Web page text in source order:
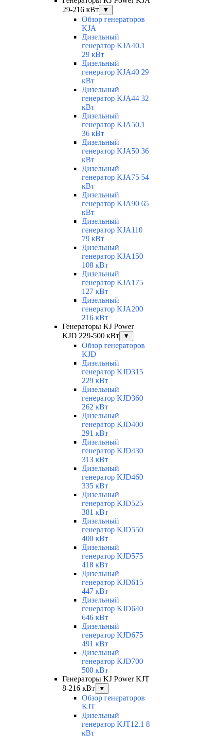
29-216 кВт
▼
Обзор генераторов
KJA
Дизельный
генератор KJA40.1
29 кВт
Дизельный
генератор KJA40 29
кВт
Дизельный
генератор KJA44 32
кВт
Дизельный
генератор KJA50.1
36 кВт
Дизельный
генератор KJA50 36
кВт
Дизельный
генератор KJA75 54
кВт
Дизельный
генератор KJA90 65
кВт
Дизельный
генератор KJA110
79 кВт
Дизельный
генератор KJA150
108 кВт
Дизельный
генератор KJA175
127 кВт
Дизельный
генератор KJA200
216 кВт
Генераторы KJ Power
KJD 229-500 кВт
▼
Обзор генераторов
KJD
Дизельный
генератор KJD315
229 кВт
Дизельный
генератор KJD360
262 кВт
Дизельный
генератор KJD400
291 кВт
Дизельный
генератор KJD430
313 кВт
Дизельный
генератор KJD460
335 кВт
Дизельный
генератор KJD525
381 кВт
Дизельный
генератор KJD550
400 кВт
Дизельный
генератор KJD575
418 кВт
Дизельный
генератор KJD615
447 кВт
Дизельный
генератор KJD640
646 кВт
Дизельный
генератор KJD675
491 кВт
Дизельный
генератор KJD700
500 кВт
Генераторы KJ Power KJT
8-216 кВт
▼
Обзор генераторов
KJT
Дизельный
генератор KJT12.1 8
кВт